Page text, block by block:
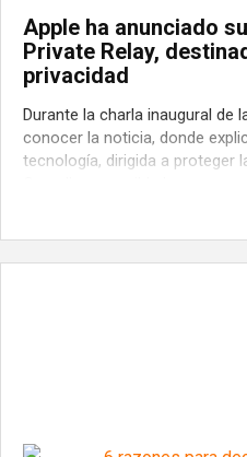
Apple ha anunciado
Private Relay,
privacidad
Durante la charla inaugural de
conocer la noticia, donde
tecnología, dirigida a proteger